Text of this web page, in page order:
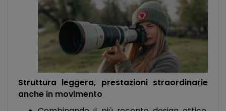
Struttura leggera, prestazioni straordinarie
anche in movimento